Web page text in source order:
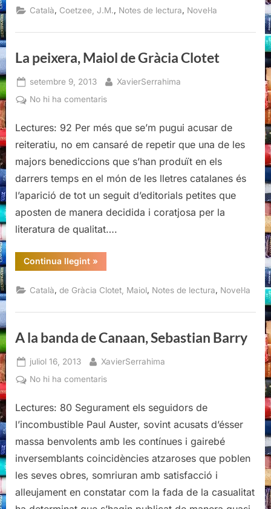
Jesús,
J.M.
Català Coetzee, J.M. Notes de lectura Novel·la
La peixera, Maiol de Gràcia Clotet
Posted
on
setembre 9, 2013 By
XavierSerrahima
No hi ha comentarisa
peixera,
Maiol
Gràcia
Clotet
Lectures: 92 Per més que se’m pugui acusar de
reiteratiu, no em cansaré de repetir que una de les
majors benediccions que s’han produït en els
darrers temps en el món de les lletres catalanes és
l’aparició de tot un seguit d’editorials petites que
aposten de manera decidida i coratjosa per la
literatura de qualitat….
Continua llegint“La
peixera,
de
Gràcia
»
Català ,de Gràcia Clotet, Maiol Notes de lectura Novel·la
A la banda de Canaan, Sebastian Barry
Posted
on
juliol 16, 2013 By
XavierSerrahima
No hi ha comentarisa
la
banda
Canaan,
Sebastian
Barry
Lectures: 80 Segurament els seguidors de
l’incombustible Paul Auster, sovint acusats d’ésser
massa benvolents amb les contínues i gairebé
inversemblants coincidències atzaroses que poblen
les seves obres, somriuran amb satisfacció i
alleujament en constatar com la fada de la casualitat